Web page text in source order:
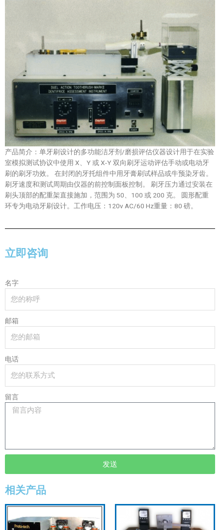
产品简介：单牙刷设计的多功能洁牙剂/磨损评估仪器设计用于在实验
室模拟测试协议中使用 X、Y 或 X-Y 双向刷牙运动评估手动或电动牙
刷的刷牙功效。 在封闭的牙托组件中用牙膏刷试样品或牛预染牙齿。
刷牙速度和测试周期由仪器的前控制面板控制。 刷牙压力通过安装在
刷头顶部的配重架直接施加，范围为 50、100 或 200 克。 圆形配重
环专为电动牙刷设计。工作电压：120v AC/60 Hz重量：80 磅。
立即咨询
名字
邮箱
电话
留言
发送
相关产品